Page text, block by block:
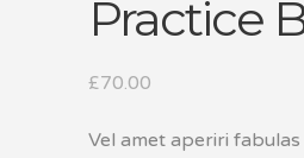
Practice
£70.00
Vel amet aperiri